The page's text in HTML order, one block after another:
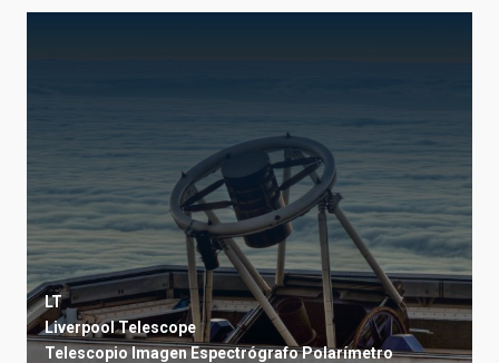
LT
Liverpool Telescope
TelescopioImagenEspectrógrafoPolarímetro